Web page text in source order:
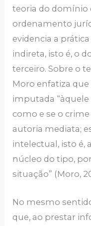
teoria do domínio
ordenamento
evidencia a
indireta, isto é, o
terceiro. Sobre o
Moro enfatiza
imputada
como e se o
autoria mediata;
intelectual, isto é,
núcleo do tipo,
situação” (Moro,
No mesmo
que, ao prestar